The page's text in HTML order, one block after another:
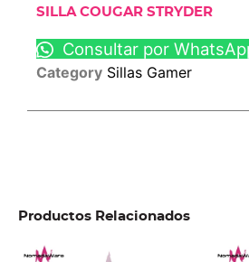
SILLA COUGAR STRYDER
Consultar por
Category Sillas Gamer
Productos Relacionados